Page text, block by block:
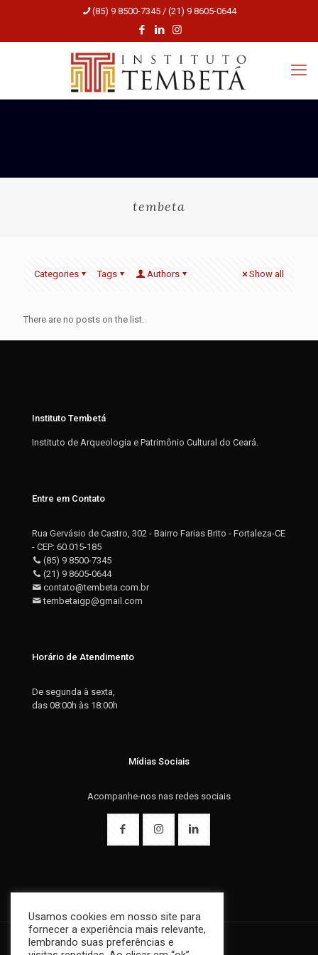
(85) 9 8500-7345 / (21) 9 8605-0644
tembeta
Categories Tags Authors Show all
There are no posts on the list.
Instituto Tembetá
Instituto de Arqueologia e Patrimônio Cultural do Ceará.
Entre em Contato
Rua Gervásio de Castro, 302 - Bairro Farias Brito - Fortaleza-CE
- CEP: 60.015-185
(85) 9 8500-7345
(21) 9 8605-0644
contato@tembeta.com.br
tembetaigp@gmail.com
Horário de Atendimento
De segunda à sexta,
das 08:00h às 18:00h
Mídias Sociais
Acompanhe-nos nas redes sociais
Usamos cookies em nosso site para
fornecer a experiência mais relevante,
lembrando suas preferências e